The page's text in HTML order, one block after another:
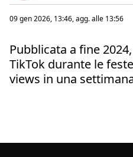
09 gen 2026, 13:46, agg. alle 13:56
Pubblicata a fine
TikTok durante le
views in una